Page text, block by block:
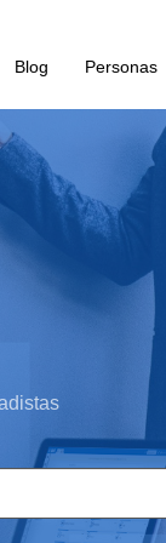
Blog Personas